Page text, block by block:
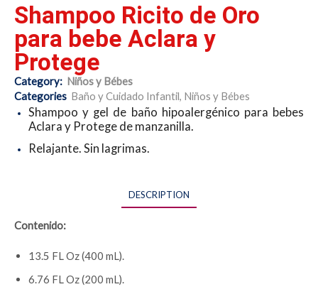
Shampoo Ricito de Oro
para bebe Aclara y
Protege
Category: Niños y Bébes
Categories Baño y Cuidado Infantil, Niños y Bébes
Shampoo y gel de baño hipoalergénico para bebes
Aclara y Protege de manzanilla.
Relajante. Sin lagrimas.
DESCRIPTION
Contenido:
13.5 FL Oz (400 mL).
6.76 FL Oz (200 mL).